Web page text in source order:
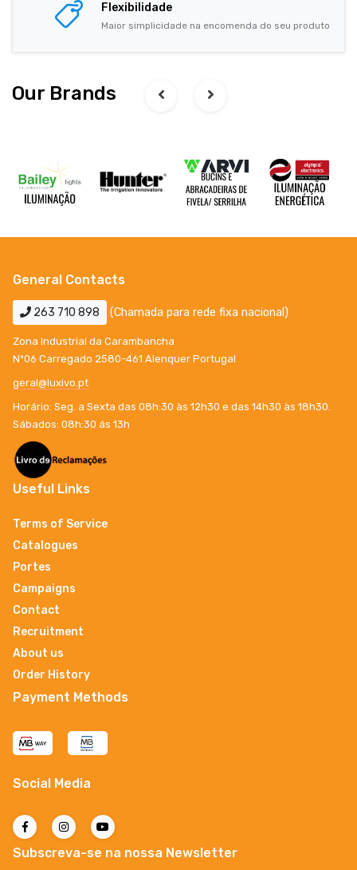
Flexibilidade
Maior simplicidade na encomenda do seu produto
Our Brands
General Contacts
263 710 898 (Chamada para rede fixa nacional)
Zona Industrial da Carambancha
Nº06 Carregado 2580-461 Alenquer Portugal
geral@luxivo.pt
Horário: Seg. a Sexta das 08h:30 às 12h30 e das 14h30 às 18h30.
Sábados: 08h:30 ás 13h
Useful Links
Terms of Service
Catalogues
Portes
Campaigns
Contact
Recruitment
About us
Order History
Payment Methods
Social Media
Subscreva-se na nossa Newsletter